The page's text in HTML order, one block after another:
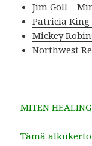
Jim Goll –
Patricia King
Mickey
Northwest
MITEN
Tämä